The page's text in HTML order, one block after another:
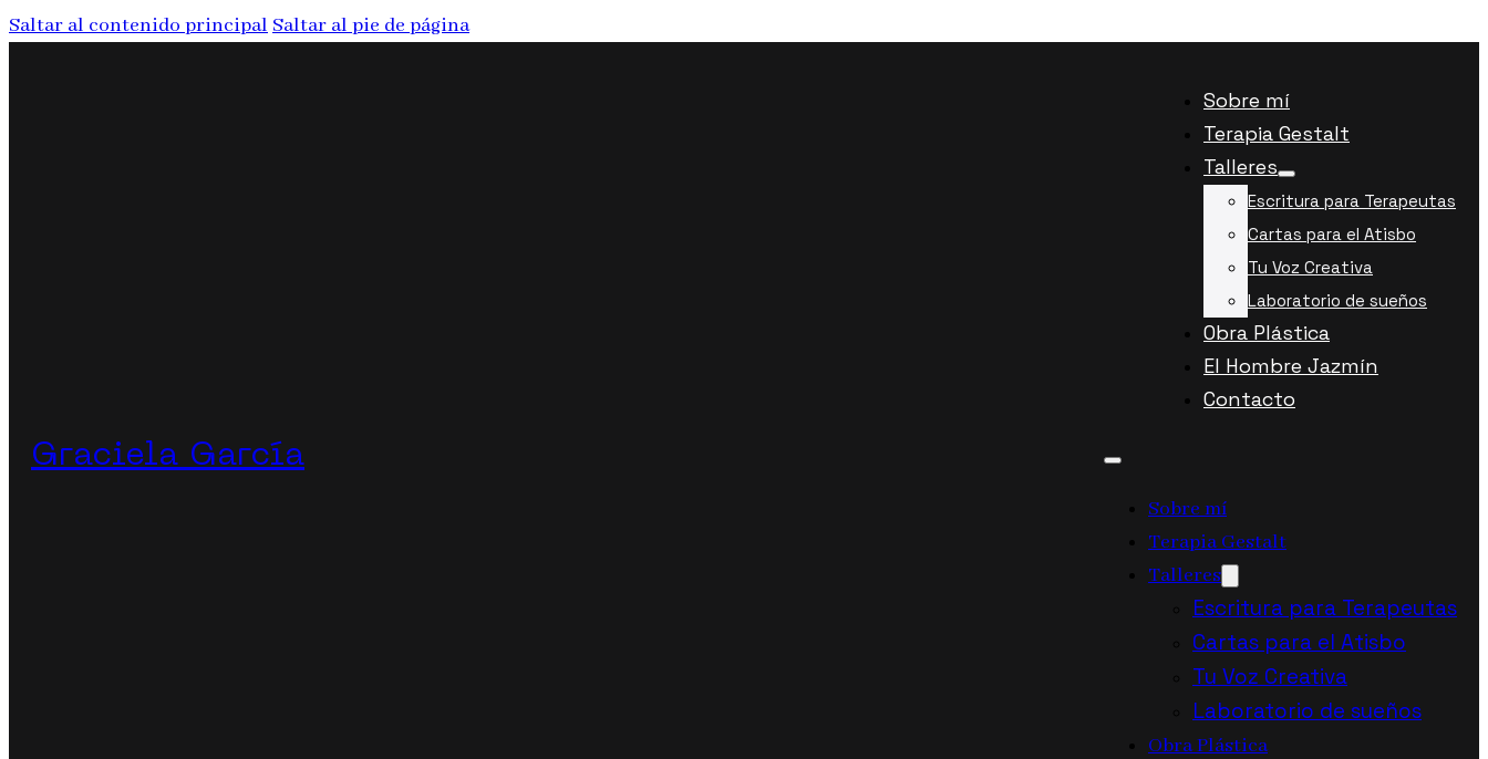
Saltar al contenido principal Saltar al pie de página
Graciela García
Sobre mí
Terapia Gestalt
Talleres
Escritura para Terapeutas
Cartas para el Atisbo
Tu Voz Creativa
Laboratorio de sueños
Obra Plástica
El Hombre Jazmín
Contacto
Sobre mí
Terapia Gestalt
Talleres
Escritura para Terapeutas
Cartas para el Atisbo
Tu Voz Creativa
Laboratorio de sueños
Obra Plástica